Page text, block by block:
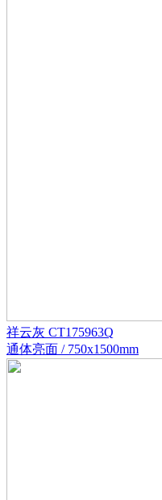
祥云灰 CT175963Q
通体亮面 / 750x1500mm